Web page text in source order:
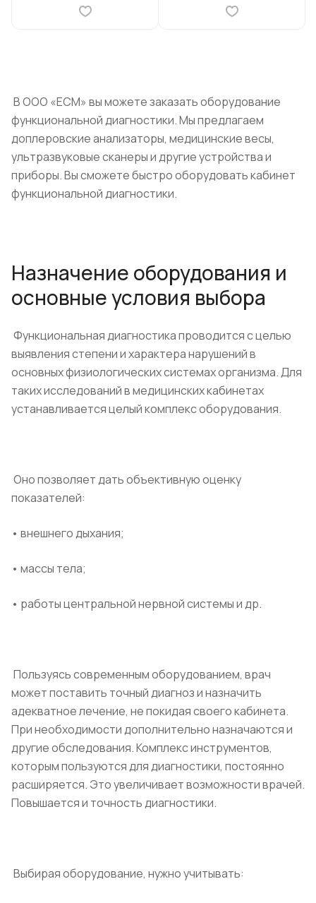
В ООО «ЕСМ» вы можете заказать оборудование
функциональной диагностики. Мы предлагаем
доплеровские анализаторы, медицинские весы,
ультразвуковые сканеры и другие устройства и
приборы. Вы сможете быстро оборудовать кабинет
функциональной диагностики.
Назначение оборудования и
основные условия выбора
Функциональная диагностика проводится с целью
выявления степени и характера нарушений в
основных физиологических системах организма. Для
таких исследований в медицинских кабинетах
устанавливается целый комплекс оборудования.
Оно позволяет дать объективную оценку
показателей:
• внешнего дыхания;
• массы тела;
• работы центральной нервной системы и др.
Пользуясь современным оборудованием, врач
может поставить точный диагноз и назначить
адекватное лечение, не покидая своего кабинета.
При необходимости дополнительно назначаются и
другие обследования. Комплекс инструментов,
которым пользуются для диагностики, постоянно
расширяется. Это увеличивает возможности врачей.
Повышается и точность диагностики.
Выбирая оборудование, нужно учитывать: